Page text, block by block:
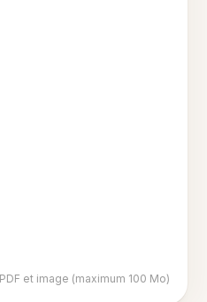
et image (maximum 100 Mo)